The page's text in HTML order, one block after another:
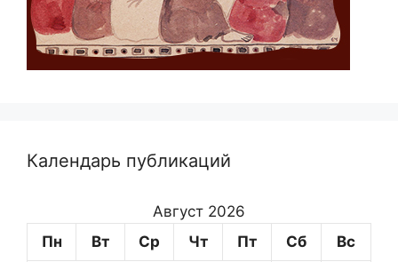
Календарь публикаций
Август 2026
Пн
Вт Ср Чт Пт Сб Вс